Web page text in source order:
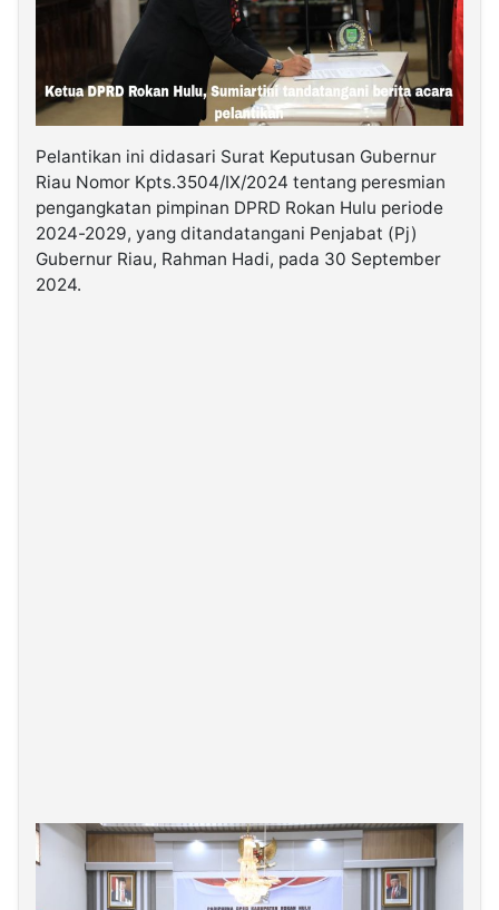
Pelantikan ini didasari Surat Keputusan Gubernur
Riau Nomor Kpts.3504/IX/2024 tentang peresmian
pengangkatan pimpinan DPRD Rokan Hulu periode
2024-2029, yang ditandatangani Penjabat (Pj)
Gubernur Riau, Rahman Hadi, pada 30 September
2024.